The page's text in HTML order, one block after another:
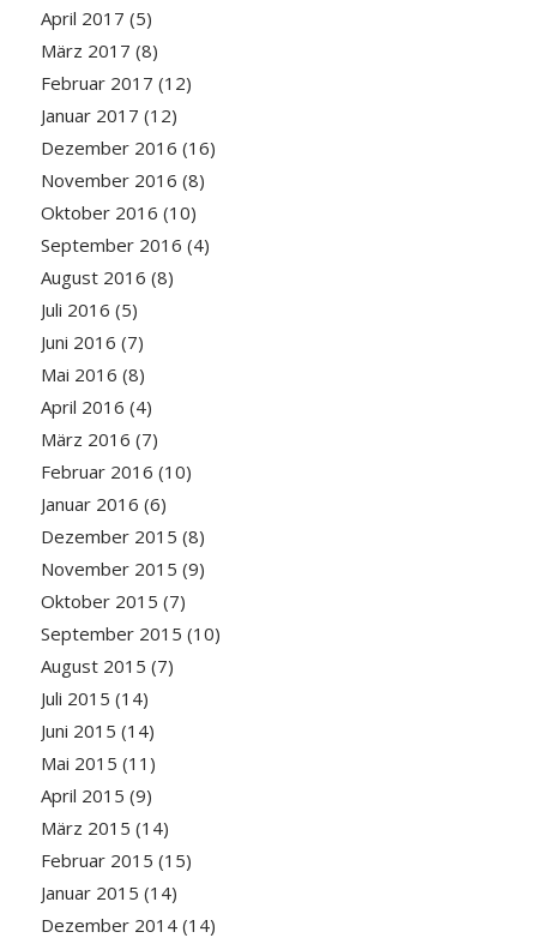
April 2017 (5)
März 2017 (8)
Februar 2017 (12)
Januar 2017 (12)
Dezember 2016 (16)
November 2016 (8)
Oktober 2016 (10)
September 2016 (4)
August 2016 (8)
Juli 2016 (5)
Juni 2016 (7)
Mai 2016 (8)
April 2016 (4)
März 2016 (7)
Februar 2016 (10)
Januar 2016 (6)
Dezember 2015 (8)
November 2015 (9)
Oktober 2015 (7)
September 2015 (10)
August 2015 (7)
Juli 2015 (14)
Juni 2015 (14)
Mai 2015 (11)
April 2015 (9)
März 2015 (14)
Februar 2015 (15)
Januar 2015 (14)
Dezember 2014(14)